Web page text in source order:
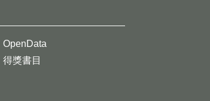
OpenData
得獎書目